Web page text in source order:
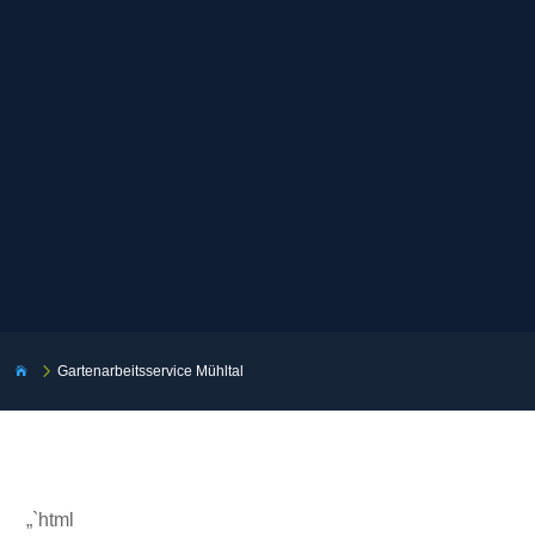
 5Gartenarbeitsservice Mühltal
„`html